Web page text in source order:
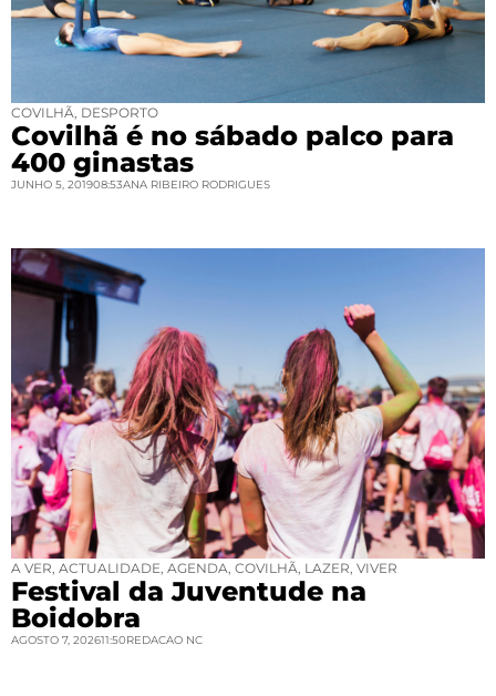
COVILHÃ DESPORTO
Covilhã é no sábado palco para
400 ginastas
JUNHO 5, 201908:53ANA RIBEIRO RODRIGUES
A VER ACTUALIDADE AGENDA COVILHÃ LAZER VIVER
Festival da Juventude na
Boidobra
AGOSTO 7, 202611:50REDACAO NC